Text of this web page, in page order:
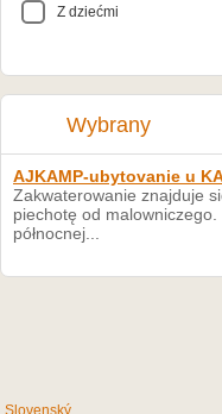
Z dziećmi
Wybrany
AJKAMP-ubytovanie u
Zakwaterowanie znajduje
piechotę od
północnej...
Slovenský